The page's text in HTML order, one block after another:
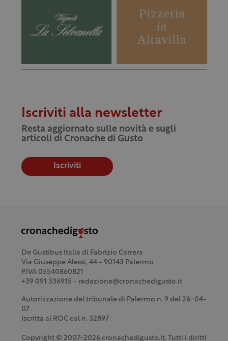
Iscriviti alla newsletter
Resta aggiornato sulle novità e sugli
articoli di Cronache di Gusto
Iscriviti
De Gustibus Italia di Fabrizio Carrera
Via Giuseppe Alessi, 44 - 90143 Palermo
P.IVA 05540860821
+39 091 336915 - redazione@cronachedigusto.it
Autorizzazione del tribunale di Palermo n. 9 del 26-04-
07
Iscritta al ROC col n. 32897
Copyright © 2007-2026 cronachedigusto.it. Tutti i diritti